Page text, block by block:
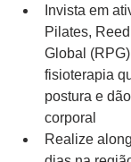
Invista em
Pilates,
Global
fisioterapia
postura e
corporal
Realize